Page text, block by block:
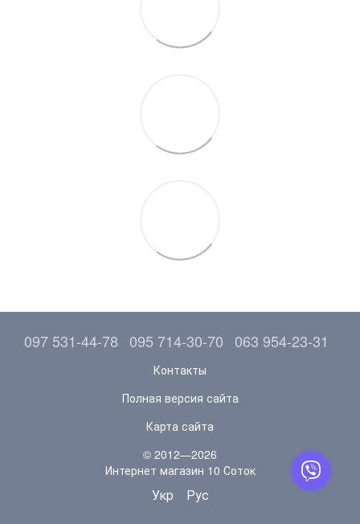
097 531-44-78 095 714-30-70 063 954-23-31
Контакты
Полная версия сайта
Карта сайта
© 2012—2026
Интернет магазин 10 Соток
Укр Рус